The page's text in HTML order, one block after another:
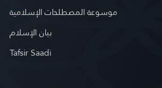
موسوعة المصطلحات الإسلامية
بيان الإسلام
Tafsir Saadi